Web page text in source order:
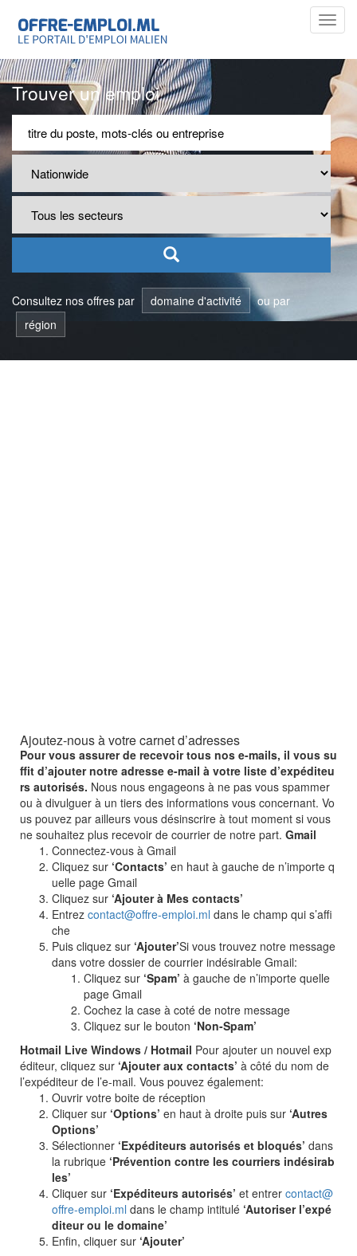
Trouver un emploi
Consultez nos offres par domaine d'activité
ou par
région
Ajoutez-nous à votre carnet d’adresses
Pour vous assurer de recevoir tous nos e-mails, il vous su
ffit d’ajouter notre adresse e-mail à votre liste d’expéditeu
rs autorisés. Nous nous engageons à ne pas vous spammer
ou à divulguer à un tiers des informations vous concernant. Vo
us pouvez par ailleurs vous désinscrire à tout moment si vous
ne souhaitez plus recevoir de courrier de notre part. Gmail
Connectez-vous à Gmail
Cliquez sur ‘Contacts’ en haut à gauche de n’importe q
uelle page Gmail
Cliquez sur ‘Ajouter à Mes contacts’
Entrez contact@offre-emploi.ml dans le champ qui s’affi
che
Puis cliquez sur ‘Ajouter’Si vous trouvez notre message
dans votre dossier de courrier indésirable Gmail:
Cliquez sur ‘Spam’ à gauche de n’importe quelle
page Gmail
Cochez la case à coté de notre message
Cliquez sur le bouton ‘Non-Spam’
Hotmail Live Windows / Hotmail Pour ajouter un nouvel exp
éditeur, cliquez sur ‘Ajouter aux contacts’ à côté du nom de
l’expéditeur de l’e-mail. Vous pouvez également:
Ouvrir votre boite de réception
Cliquer sur ‘Options’ en haut à droite puis sur ‘Autres
Options’
Sélectionner ‘Expéditeurs autorisés et bloqués’ dans
la rubrique ‘Prévention contre les courriers indésirab
les’
Cliquer sur ‘Expéditeurs autorisés’ et entrer contact@
offre-emploi.ml dans le champ intitulé ‘Autoriser l’expé
diteur ou le domaine’
Enfin, cliquer sur ‘Ajouter’